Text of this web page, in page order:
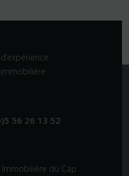
d’expérience
immobilière
56 26 13 52
Immobilière du Cap